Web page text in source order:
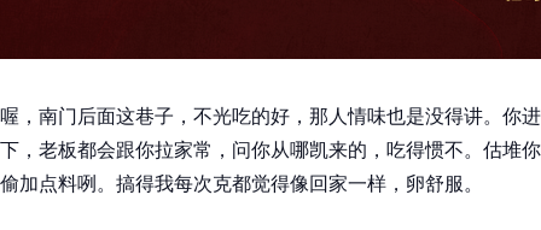
喔，南门后面这巷子，不光吃的好，那人情味也是没得讲。你
下，老板都会跟你拉家常，问你从哪凯来的，吃得惯不。估堆
偷加点料咧。搞得我每次克都觉得像回家一样，卵舒服。